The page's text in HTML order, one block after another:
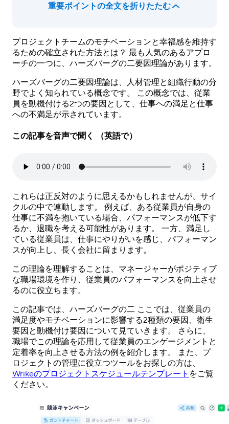
重要ポイントの全文を折りたたむ
プロジェクトチームのモチベーションと幸福感を維持す
るための確立された方法とは？ 最も人気のあるアプロ
ーチの一つに、ハーズバーグの二要因理論があります。
ハーズバーグの二要因理論は、人材管理と組織行動の分
野でよく知られている概念です。 この概念では、従業
員を動機付ける2つの要因として、仕事への満足と仕事
への不満足が示されています。
この記事を音声で聞く （英語で）
これらは正反対のように思えるかもしれませんが、サイ
クルの中で連動します。 例えば、ある従業員が自身の
仕事に不満を抱いている場合、パフォーマンスが低下す
るか、退職を考える可能性があります。 一方、満足し
ている従業員は、仕事にやりがいを感じ、パフォーマン
スが向上し、長く会社に留まります。
この理論を理解することは、マネージャーがポジティブ
な職場環境を作り、従業員のパフォーマンスを向上させ
るのに役立ちます。
この記事では、ハーズバーグの二 ここでは、従業員の
満足度やモチベーションに影響する2種類の要因、衛生
要因と動機付け要因について見ていきます。 さらに、
職場でこの理論を応用して従業員のエンゲージメントと
定着率を向上させる方法の例を紹介します。 また、プ
ロジェクトの管理に役立つツールをお探しの方は、
Wrikeのプロジェクトスケジュールテンプレート をご覧
ください。